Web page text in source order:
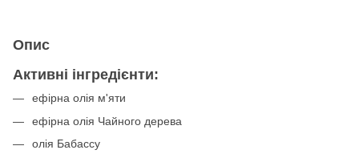
Опис
Активні інгредієнти:
ефірна олія м'яти
ефірна олія Чайного дерева
олія Бабассу